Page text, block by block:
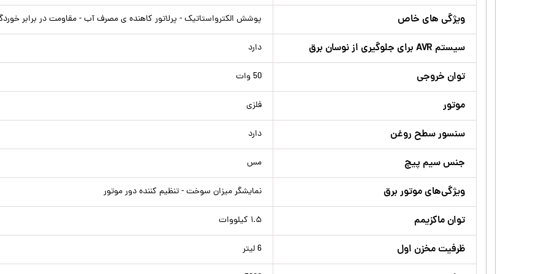
ویژگی های خاص پوشش الکترواستاتیک - پرلاتور کاهنده ی مصرف آب - مقاومت در برابر
سیستم AVR برای جلوگیری از نوسان برق دارد
توان خروجی 50 وات
موتور فلزی
سنسور سطح روغن دارد
جنس سیم پیچ مس
ویژگی‌های موتور برق نمایشگر میزان سوخت - تنظیم کننده دور موتور
توان ماکزیمم ۱.۵ کیلووات
ظرفیت مخزن اول 6 لیتر